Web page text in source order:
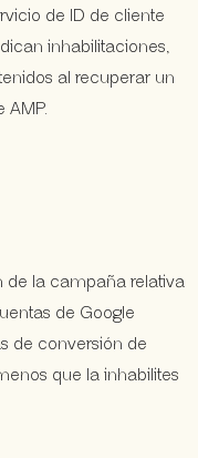
de ID de cliente
inhabilitaciones,
al recuperar un
AMP.
de la campaña relativa
de Google
de conversión de
que la inhabilites